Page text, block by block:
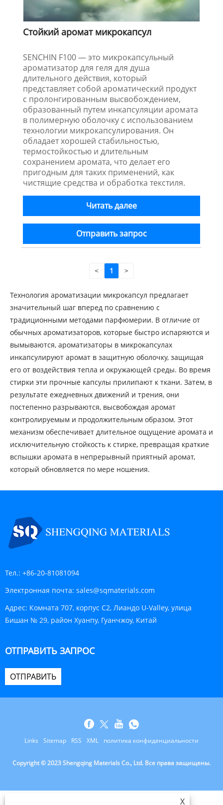
Стойкий аромат микрокапсул
SENCHIN F100 — это микрокапсульный
ароматизатор для геля для душа
длительного действия, который
представляет собой ароматический продукт
с пролонгированным высвобождением,
образованный путем инкапсуляции аромата
в полимерную оболочку с использованием
технологии микрокапсулирования. Он
обладает хорошей стабильностью,
термостойкостью и длительным
сохранением аромата, что делает его
пригодным для таких применений, как
чистящие средства и обработка текстиля.
Читать далее
Отправить запрос
< 1 >
Технология ароматизации микрокапсул предлагает
значительный шаг вперед по сравнению с
традиционными методами парфюмерии. В отличие от
обычных ароматизаторов, которые быстро испаряются и
вымываются, ароматизаторы в микрокапсулах
инкапсулируют аромат в защитную оболочку, защищая
его от воздействия тепла и окружающей среды. Во время
стирки эти прочные капсулы прилипают к ткани. Затем, в
результате ежедневных движений и трения, они
постепенно разрываются, высвобождая аромат
контролируемым и продолжительным образом. Этот
механизм обеспечивает длительное ощущение аромата и
исключительную стойкость к стирке, превращая краткие
вспышки аромата в непрерывный приятный аромат,
который обновляется по мере ношения.
Тел.: +86-20-81081094
Электронная почта: sales@sqmaterials.com
Адрес: Комната 707, корпус C2, Лиандо U-Valley, улица
Бишан № 29, район Хуанпу, Гуанчжоу, Китай
ОТПРАВИТЬ ЗАПРОС
ОТПРАВИТЬ
Links Sitemap RSS XML политика конфиденциальности
Copyright © 2023 Shengqing Materials Co., Ltd. Все права защищены.
X